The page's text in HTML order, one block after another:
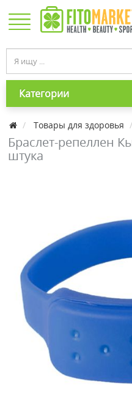
Категории
Товары для здоровья
Браслет-репеллен
штука